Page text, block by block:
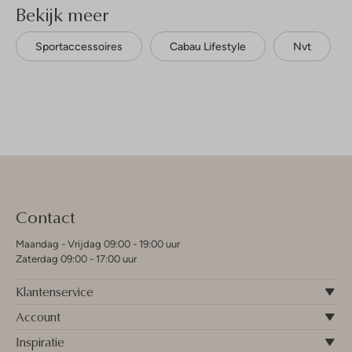
Bekijk meer
Sportaccessoires Cabau Lifestyle Nvt
Contact
Maandag - Vrijdag 09:00 - 19:00 uur
Zaterdag 09:00 - 17:00 uur
Klantenservice
Account
Inspiratie